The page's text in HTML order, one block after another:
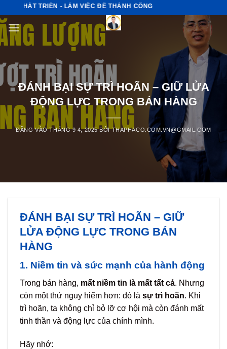
qua
nội
dung
TRIỂN - LÀM VIỆC ĐỂ THÀNH CÔNG
ĐÁNH BẠI SỰ TRÌ HOÃN – GIỮ LỬA
ĐỘNG LỰC TRONG BÁN HÀNG
ĐĂNG VÀOTHÁNG 9 4, 2025 BỞITHAPHACO.COM.VN@GMAIL.COM
ĐÁNH BẠI SỰ TRÌ HOÃN – GIỮ
LỬA ĐỘNG LỰC TRONG BÁN
HÀNG
1. Niềm tin và sức mạnh của hành động
Trong bán hàng, mất niềm tin là mất tất cả. Nhưng
còn một thứ nguy hiểm hơn: đó là sự trì hoãn. Khi
trì hoãn, ta không chỉ bỏ lỡ cơ hội mà còn đánh mất
tinh thần và động lực của chính mình.
Hãy nhớ: